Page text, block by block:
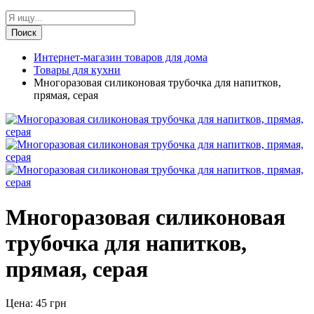
Поиск
Интернет-магазин товаров для дома
Товары для кухни
Многоразовая силиконовая трубочка для напитков,
прямая, серая
Многоразовая силиконовая
трубочка для напитков,
прямая, серая
Цена: 45 грн